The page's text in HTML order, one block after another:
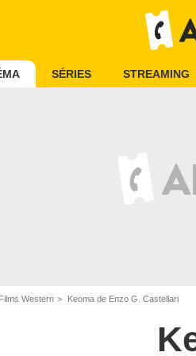
SÉRIES STREAMING
Films Western Keoma de Enzo G. Castellari